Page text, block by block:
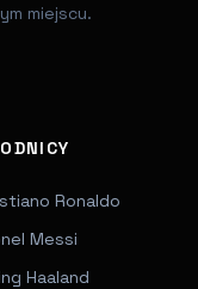
miejscu.
Ronaldo
Messi
Haaland